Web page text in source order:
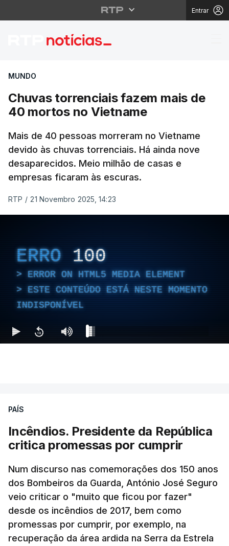
Entrar
Chuvas torrenciais
MUNDO
Chuvas torrenciais fazem mais de
40 mortos no Vietname
Mais de 40 pessoas morreram no Vietname
devido às chuvas torrenciais. Há ainda nove
desaparecidos. Meio milhão de casas e
empresas ficaram às escuras.
RTP / 21 Novembro 2025, 14:23
ERRO 100
ERROR ON HTML5 MEDIA ELEMENT
ESTE CONTEÚDO ESTÁ NESTE MOMENTO
INDISPONÍVEL
PAÍS
Incêndios. Presidente da República
critica promessas por cumprir
Num discurso nas comemorações dos 150 anos
dos Bombeiros da Guarda, António José Seguro
veio criticar o "muito que ficou por fazer"
desde os incêndios de 2017, bem como
promessas por cumprir, por exemplo, na
recuperação da área ardida na Serra da Estrela